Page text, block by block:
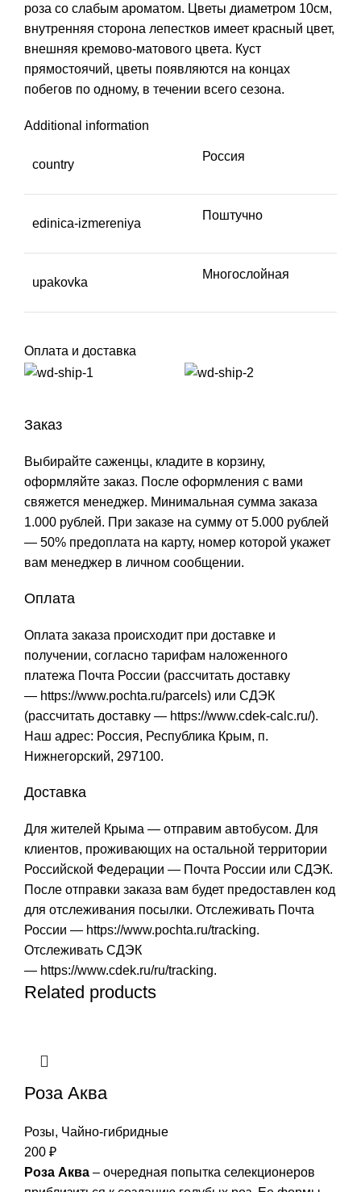
роза со слабым ароматом. Цветы диаметром 10см,
внутренняя сторона лепестков имеет красный цвет,
внешняя кремово-матового цвета. Куст
прямостоячий, цветы появляются на концах
побегов по одному, в течении всего сезона.
Additional information
country
Россия
edinica-izmereniya
Поштучно
upakovka
Многослойная
Оплата и доставка
Заказ
Выбирайте саженцы, кладите в корзину,
оформляйте заказ. После оформления с вами
свяжется менеджер. Минимальная сумма заказа
1.000 рублей. При заказе на сумму от 5.000 рублей
— 50% предоплата на карту, номер которой укажет
вам менеджер в личном сообщении.
Оплата
Оплата заказа происходит при доставке и
получении, согласно тарифам наложенного
платежа Почта России (рассчитать доставку
— https://www.pochta.ru/parcels) или СДЭК
(рассчитать доставку — https://www.cdek-calc.ru/).
Наш адрес: Россия, Республика Крым, п.
Нижнегорский, 297100.
Доставка
Для жителей Крыма — отправим автобусом. Для
клиентов, проживающих на остальной территории
Российской Федерации — Почта России или СДЭК.
После отправки заказа вам будет предоставлен код
для отслеживания посылки. Отслеживать Почта
России — https://www.pochta.ru/tracking.
Отслеживать СДЭК
— https://www.cdek.ru/ru/tracking.
Related products
Роза Aква
Розы, Чайно-гибридные
200 ₽
Роза Аква – очередная попытка селекционеров